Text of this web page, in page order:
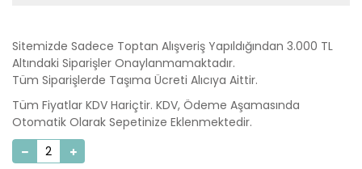
Sitemizde Sadece Toptan Alışveriş Yapıldığından 3.000 TL
Altındaki Siparişler Onaylanmamaktadır.
Tüm Siparişlerde Taşıma Ücreti Alıcıya Aittir.
Tüm Fiyatlar KDV Hariçtir. KDV, Ödeme Aşamasında
Otomatik Olarak Sepetinize Eklenmektedir.